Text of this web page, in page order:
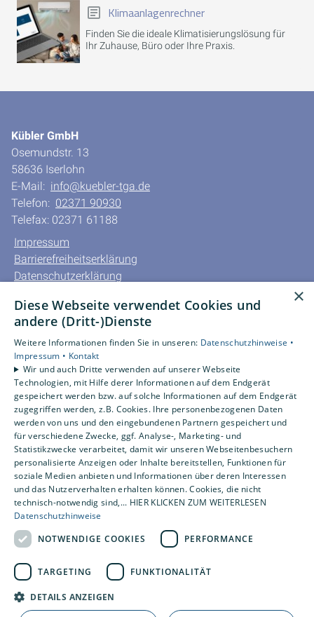
Klimaanlagenrechner
Finden Sie die ideale Klimatisierungslösung für
Ihr Zuhause, Büro oder Ihre Praxis.
Kübler GmbH
Osemundstr. 13
58636 Iserlohn
E-Mail: info@kuebler-tga.de
Telefon: 02371 90930
Telefax: 02371 61188
Impressum
Barrierefreiheitserklärung
Datenschutzerklärung
Unsere Bereiche
Privatkunden
Gewerbekunden
Karriere
Unternehmen
Kontakt
Um externe HTML-Inhalte anzuzeigen, benötigen wir
Ihre Einwilligung.
Weitere Informationen finden Sie in unserer
Datenschutzerklärung.
Cookie-Einstellungen öffnen
×
Diese Webseite verwendet Cookies und
andere (Dritt-)Dienste
Weitere Informationen finden Sie in unseren: Datenschutzhinweise •
Impressum • Kontakt
Wir und auch Dritte verwenden auf unserer Webseite
Technologien, mit Hilfe derer Informationen auf dem Endgerät
gespeichert werden bzw. auf solche Informationen auf dem Endgerät
zugegriffen werden, z.B. Cookies. Ihre personenbezogenen Daten
werden von uns und den eingebundenen Partnern gespeichert und
für verschiedene Zwecke, ggf. Analyse-, Marketing- und
Statistikzwecke verarbeitet, damit wir unseren Webseitenbesuchern
personalisierte Anzeigen oder Inhalte bereitstellen, Funktionen für
soziale Medien anbieten und Informationen über deren Interessen
und das Nutzerverhalten erhalten können. Cookies, die nicht
technisch-notwendig sind,... HIER KLICKEN ZUM WEITERLESEN
Datenschutzhinweise
NOTWENDIGE COOKIES
PERFORMANCE
TARGETING FUNKTIONALITÄT
DETAILS ANZEIGEN